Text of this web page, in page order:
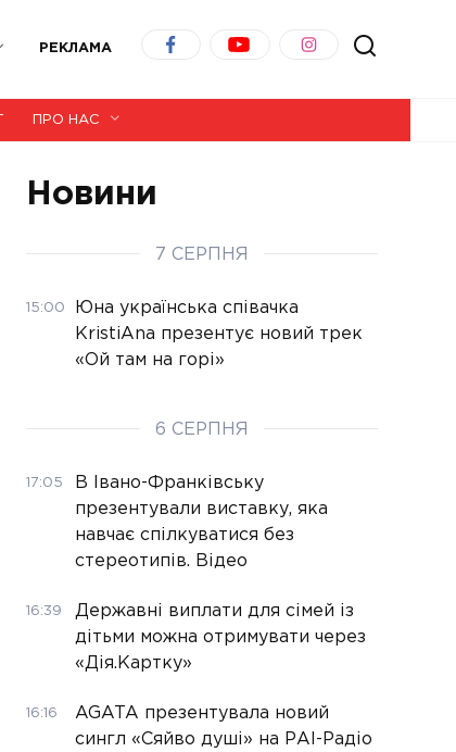
РЕКЛАМА
ПРО НАС
Новини
7 СЕРПНЯ
15:00
Юна українська співачка
KristiAna презентує новий трек
«Ой там на горі»
6 СЕРПНЯ
17:05
В Івано-Франківську
презентували виставку, яка
навчає спілкуватися без
стереотипів. Відео
16:39
Державні виплати для сімей із
дітьми можна отримувати через
«Дія.Картку»
16:16
AGATA презентувала новий
сингл «Сяйво душі» на РАІ-Радіо